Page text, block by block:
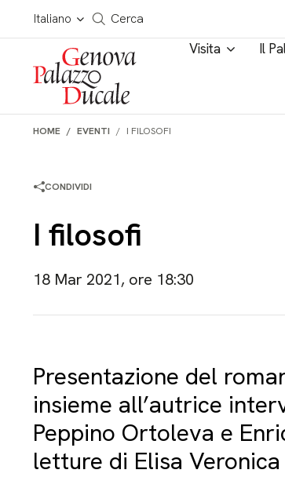
Salta al contenuto
Italiano
Cerca in tutto il sito
Cerca
Visita Il
HOME EVENTI I FILOSOFI
CONDIVIDI
I filosofi
18 Mar 2021, ore 18:30
Presentazione del
insieme all’autrice
Peppino Ortoleva e
letture di Elisa